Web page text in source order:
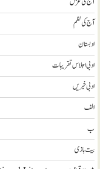
آج کی نظم
ادبستان
ادبی اجلاس تقریبات
ادبی خبریں
الف
ب
بیت بازی